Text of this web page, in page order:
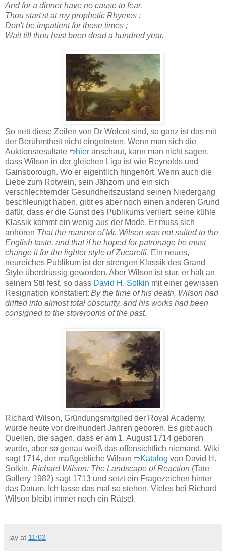
And for a dinner have no cause to fear.
Thou start'st at my prophetic Rhymes :
Don't be impatient for those times ;
Wait till thou hast been dead a hundred year.
So nett diese Zeilen von Dr Wolcot sind, so ganz ist das mit
der Berühmtheit nicht eingetreten. Wenn man sich die
Auktionsresultate ➱hier anschaut, kann man nicht sagen,
dass Wilson in der gleichen Liga ist wie Reynolds und
Gainsborough. Wo er eigentlich hingehört. Wenn auch die
Liebe zum Rotwein, sein Jähzorn und ein sich
verschlechternder Gesundheitszustand seinen Niedergang
beschleunigt haben, gibt es aber noch einen anderen Grund
dafür, dass er die Gunst des Publikums verliert: seine kühle
Klassik kommt ein wenig aus der Mode. Er muss sich
anhören That the manner of Mr. Wilson was not suited to the
English taste, and that if he hoped for patronage he must
change it for the lighter style of Zucarelli. Ein neues,
neureiches Publikum ist der strengen Klassik des Grand
Style überdrüssig geworden. Aber Wilson ist stur, er hält an
seinem Stil fest, so dass David H. Solkin mit einer gewissen
Resignation konstatiert: By the time of his death, Wilson had
drifted into almost total obscurity, and his works had been
consigned to the storerooms of the past.
Richard Wilson, Gründungsmitglied der Royal Academy,
wurde heute vor dreihundert Jahren geboren. Es gibt auch
Quellen, die sagen, dass er am 1. August 1714 geboren
wurde, aber so genau weiß das offensichtlich niemand. Wiki
sagt 1714, der maßgebliche Wilson ➱Katalog von David H.
Solkin, Richard Wilson: The Landscape of Reaction (Tate
Gallery 1982) sagt 1713 und setzt ein Fragezeichen hinter
das Datum. Ich lasse das mal so stehen. Vieles bei Richard
Wilson bleibt immer noch ein Rätsel.
jay at 11:02